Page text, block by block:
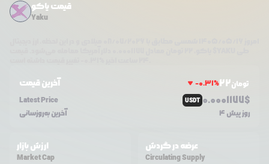
قیمت یاکو
Yaku
آخرین قیمت -0.31%22تومان
Latest Price
USDT 0.0001177$
آخرین به‌روزسانی 4 روز پیش
ارزش بازار
Market Cap
عرضه در گردش
Circulating Supply